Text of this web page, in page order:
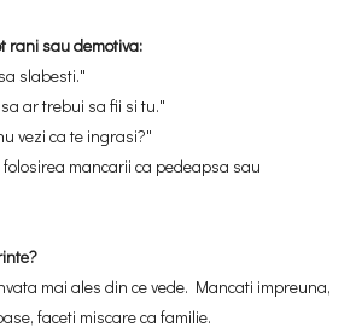
rani sau demotiva:
slabesti."
ar trebui sa fii si tu."
vezi ca te ingrasi?"
mancarii ca pedeapsa sau
mai ales din ce vede. Mancati impreuna,
faceti miscare ca familie.